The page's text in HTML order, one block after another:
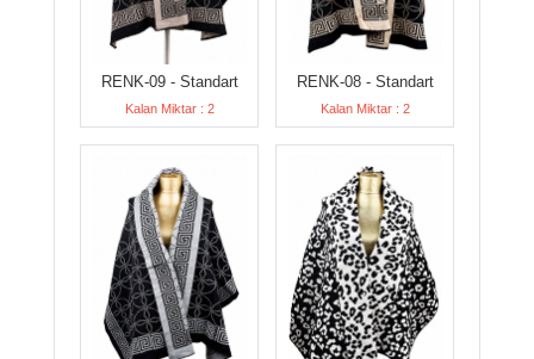
RENK-09 - Standart
Kalan Miktar : 2
RENK-08 - Standart
Kalan Miktar : 2